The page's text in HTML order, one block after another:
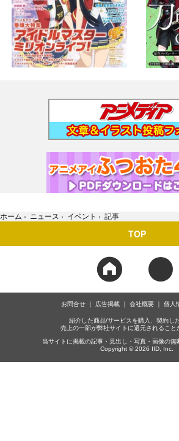
ホーム › ニュース › イベント › 記事
TOP
お問合せ 広告掲載 会社概要 個人
紹介した商品/サービスを購入、契約し
売上の一部が弊社サイトに還元されること
当サイトに掲載の記事・見出し・写真・画像の無
Copyright © 2026 IID, Inc.